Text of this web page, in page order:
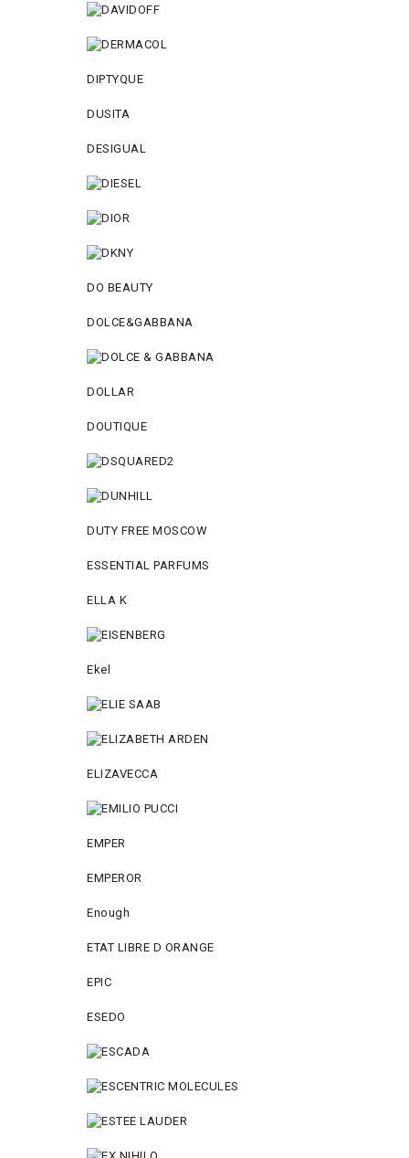
DIPTYQUE
DUSITA
DESIGUAL
DO BEAUTY
DOLCE&GABBANA
DOLLAR
DOUTIQUE
DUTY FREE MOSCOW
ESSENTIAL PARFUMS
ELLA K
Ekel
ELIZAVECCA
EMPER
EMPEROR
Enough
ETAT LIBRE D ORANGE
EPIC
ESEDO